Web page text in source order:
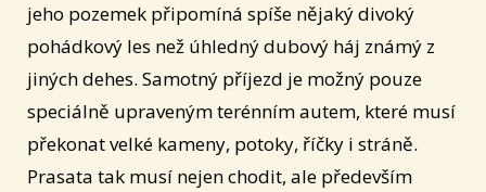
jeho pozemek připomíná spíše nějaký divoký
pohádkový les než úhledný dubový háj známý z
jiných dehes. Samotný příjezd je možný pouze
speciálně upraveným terénním autem, které musí
překonat velké kameny, potoky, říčky i stráně.
Prasata tak musí nejen chodit, ale především